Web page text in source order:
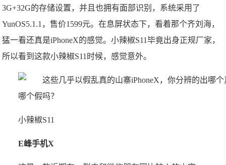
3G+32G的存储设置，并且也拥有面部识别，系统采用了
YunOS5.1.1，售价1599元。在息屏状态下，看着那个齐刘海，
猛一看还真是iPhoneX的感觉。小辣椒S11毕竟出身正规厂家，
所以看到这款小辣椒S11时候，感觉意外。
小辣椒S11
E峰手机X